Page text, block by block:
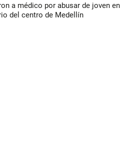
a médico por abusar de joven en
del centro de Medellín